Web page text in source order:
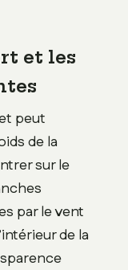
et les
peut
de la
sur le
par le vent
de la